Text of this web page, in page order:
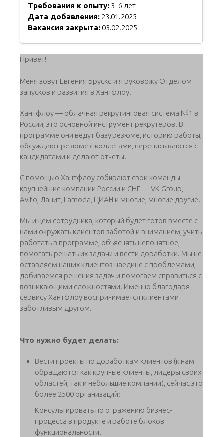
Требования к опыту: 3–6 лет
Дата добавления: 23.01.2025
Вакансия закрыта: 03.02.2025
Привет!
Меня зовут Евгения Бруско и я руковожу Отделом
запусков и развития в Хантфлоу.
Хантфлоу — облачная рекрутинговая система №1 в
России, это основной инструмент рекрутеров. В
программе они ведут базу резюме, историю работы,
обсуждают резюме с коллегами, переписываются с
кандидатами и делают отчеты.
С помощью Хантфлоу собирают свои команды
крупнейшие компании России и СНГ — VK Group,
Avito, Ланит, Lamoda, ЦИАН и многие, многие другие.
Мы ищем сотрудника, который будет готов вместе с
нами окружать клиентов заботой и вниманием, учить
работать в программе, объяснять непонятное,
помогать решать их задачи и вести доработки. Мы не
оставляем наших клиентов наедине с проблемами,
добиваемся решения задач и помогаем справиться с
возникающими сложностями. Именно благодаря
сервису Хантфлоу воспринимается клиентами
заботливым другом.
Что нужно будет делать:
Вести проекты по доработкам клиентов (к нам
обращаются как крупные клиенты, лидеры своих
областей, так и небольшие компании), сейчас это
более 2500 организаций:
Консультировать по отражению бизнес-
процесса в продукте и работе блоков
функциональности.